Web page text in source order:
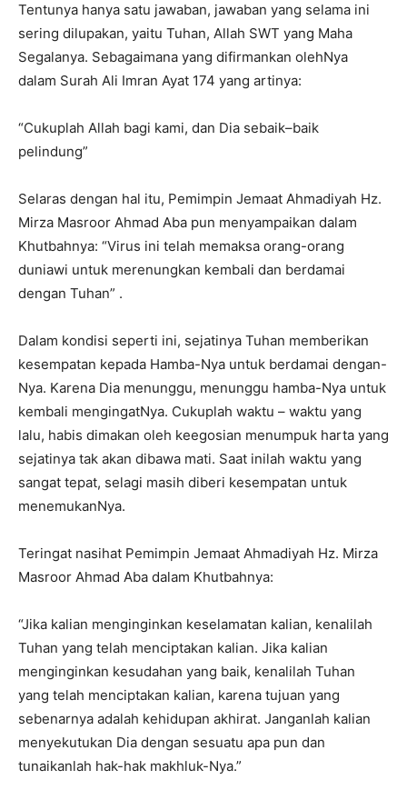
Tentunya hanya satu jawaban, jawaban yang selama ini
sering dilupakan, yaitu Tuhan, Allah SWT yang Maha
Segalanya. Sebagaimana yang difirmankan olehNya
dalam Surah Ali Imran Ayat 174 yang artinya:
“Cukuplah Allah bagi kami, dan Dia sebaik–baik
pelindung”
Selaras dengan hal itu, Pemimpin Jemaat Ahmadiyah Hz.
Mirza Masroor Ahmad Aba pun menyampaikan dalam
Khutbahnya: “Virus ini telah memaksa orang-orang
duniawi untuk merenungkan kembali dan berdamai
dengan Tuhan” .
Dalam kondisi seperti ini, sejatinya Tuhan memberikan
kesempatan kepada Hamba-Nya untuk berdamai dengan-
Nya. Karena Dia menunggu, menunggu hamba-Nya untuk
kembali mengingatNya. Cukuplah waktu – waktu yang
lalu, habis dimakan oleh keegosian menumpuk harta yang
sejatinya tak akan dibawa mati. Saat inilah waktu yang
sangat tepat, selagi masih diberi kesempatan untuk
menemukanNya.
Teringat nasihat Pemimpin Jemaat Ahmadiyah Hz. Mirza
Masroor Ahmad Aba dalam Khutbahnya:
“Jika kalian menginginkan keselamatan kalian, kenalilah
Tuhan yang telah menciptakan kalian. Jika kalian
menginginkan kesudahan yang baik, kenalilah Tuhan
yang telah menciptakan kalian, karena tujuan yang
sebenarnya adalah kehidupan akhirat. Janganlah kalian
menyekutukan Dia dengan sesuatu apa pun dan
tunaikanlah hak-hak makhluk-Nya.”